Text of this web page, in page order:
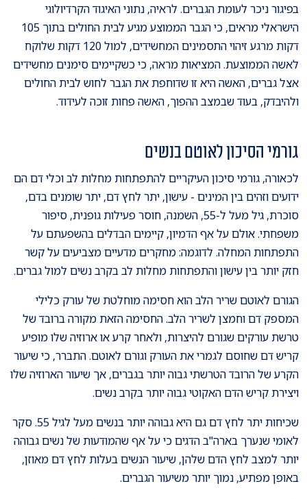
בפיגור ניכר לעומת הגברים. לראיה, נתוני האיגוד הקרדיולוגי
הישראלי מראים, כי הגבר הממוצע מגיע לבית החולים בתוך 105
דקות מרגע זיהוי התסמינים המחשידים, למול 120 דקות שלוקח
לאשה הממוצעת. המציאות מראה, כי כשקיימים סימנים מחשידים
אצל גברים, האשה היא זו שדוחפת את הגבר לחוש לבית החולים
ולהיבדק, בעוד שבמצב ההפוך, האשה פחות זוכה לעידוד.
גורמי הסיכון לאוטם בנשים
לכאורה, גורמי סיכון העיקריים להתפתחות מחלות לב וכלי דם הם
ידועים וזהים בין המינים - עישון, יתר לחץ דם, יתר שומנים בדם,
סוכרת, גיל מעל ל-55, השמנה, חוסר פעילות גופנית, סיפור
משפחתי. אולם על אף הדמיון, קיימים הבדלים בהשפעתם על
התפתחות המחלה. לדוגמה: מחקרים מדעיים מצביעים על קשר
חזק יותר בין עישון והתפתחות מחלות לב בקרב נשים למול גברים.
הגורם לאוטם שריר הלב הוא חסימה מוחלטת של עורק כלילי
המספק דם וחמצן לשריר הלב. החסימה הזאת מקורה ברובד של
טרשת עורקים שגורם להיצרות, ולאחר קרע או ארוזיה שלו מופיע
קריש דם שחוסם לגמרי את העורק וגורם לאוטם. התברר, כי שיעור
הקרע של הרובד הטרשתי גבוה יותר בגברים, אך שיעור הארוזיה שלו
ויצירת קריש הדם האקוטי גבוה יותר בקרב נשים.
שכיחות יתר לחץ דם גם היא גבוהה יותר בנשים מעל לגיל 55. סקר
לאומי שנערך בארה"ב הדגים כי על אף שהמודעות של נשים גבוהה
יותר למצב לחץ הדם שלהן, שיעור הנשים בעלות לחץ דם מאוזן,
באופן מפתיע, נמוך יותר משיעור הגברים.